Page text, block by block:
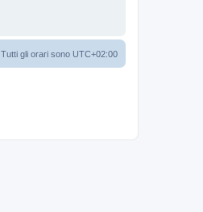
Tutti gli orari sono UTC+02:00